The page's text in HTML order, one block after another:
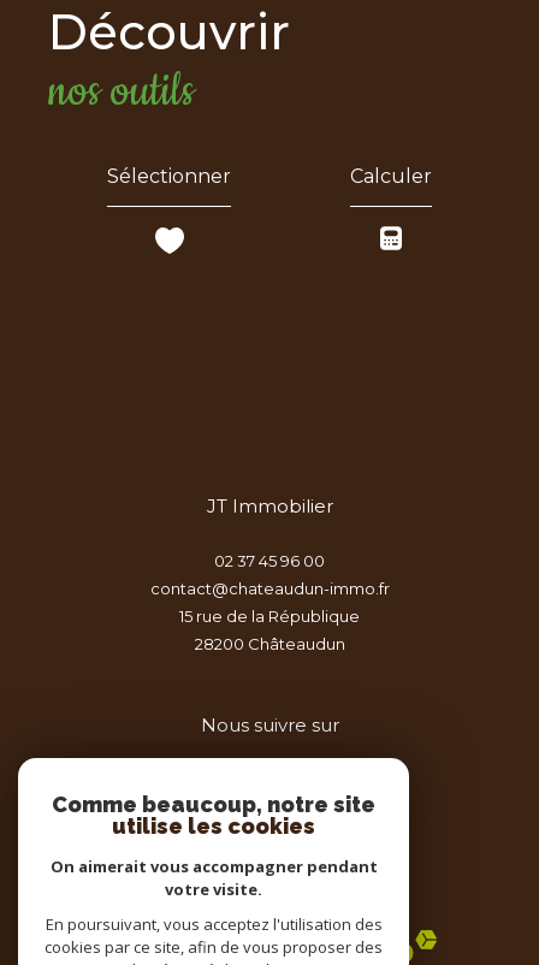
découvrir
nos outils
Sélectionner Calculer
JT Immobilier
02 37 45 96 00
contact@chateaudun-immo.fr
15 rue de la République
28200
châteaudun
Nous suivre sur
Adhérents
Comme beaucoup, notre site
utilise les cookies
On aimerait vous accompagner pendant
votre visite.
En poursuivant, vous acceptez l'utilisation des
cookies par ce site, afin de vous proposer des